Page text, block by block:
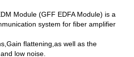
Module (GFF EDFA Module) is a
system for fiber amplifier
flattening,as well as the
low noise.